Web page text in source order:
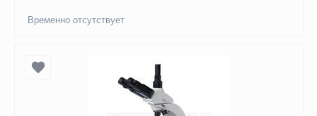
Временно отсутствует